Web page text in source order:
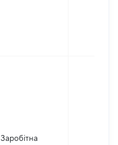
Заробітна